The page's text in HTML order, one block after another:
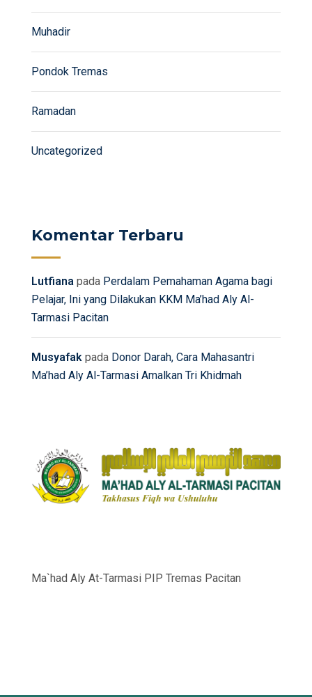
Muhadir
Pondok Tremas
Ramadan
Uncategorized
Komentar Terbaru
Lutfiana pada Perdalam Pemahaman Agama bagi
Pelajar, Ini yang Dilakukan KKM Ma’had Aly Al-
Tarmasi Pacitan
Musyafak pada Donor Darah, Cara Mahasantri
Ma’had Aly Al-Tarmasi Amalkan Tri Khidmah
Ma`had Aly At-Tarmasi PIP Tremas Pacitan